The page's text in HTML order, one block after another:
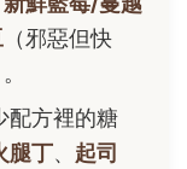
（邪惡但快
配方裡的糖
腿丁、 起司